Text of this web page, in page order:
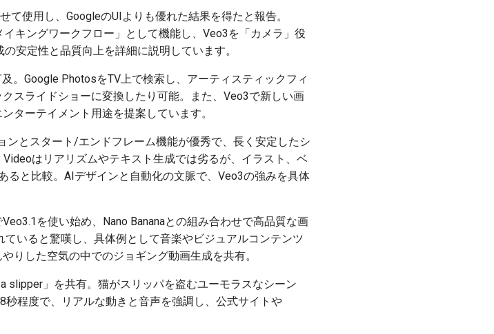
て使用し、GoogleのUIよりも優れた結果を得たと報告。
キングワークフロー」として機能し、Veo3を「カメラ」役
安定性と品質向上を詳細に説明しています。
。Google PhotosをTV上で検索し、アーティスティックフィ
スライドショーに変換したり可能。また、Veo3で新しい画
ターテイメント用途を提案しています。
ンとスタート/エンドフレーム機能が優秀で、長く安定したシ
はリアリズムやテキスト生成では劣るが、イラスト、ベ
ると比較。AIデザインと自動化の文脈で、Veo3の強みを具体
を使い始め、Nano Bananaとの組み合わせで高品質な画
いると驚嘆し、具体例として音楽やビジュアルコンテンツ
りした空気の中でのジョギング動画生成を共有。
slipper」を共有。猫がスリッパを盗むユーモラスなシーン
程度で、リアルな動きと音声を強調し、公式サイトや